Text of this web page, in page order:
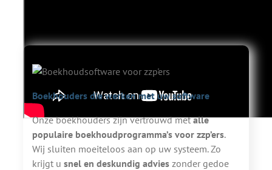
Boekhouders die werken met uw software
Onze boekhouders zijn vertrouwd metalle
populaire boekhoudprogramma’s voor zzp’ers.
Wij sluiten moeiteloos aan op uw systeem. Zo
krijgt u snel en deskundig advies zonder gedoe